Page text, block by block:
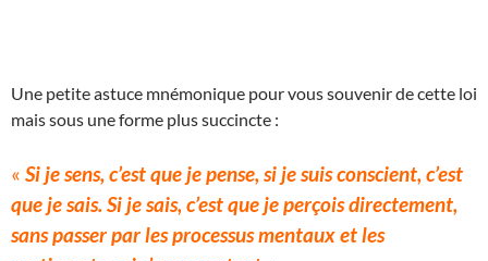
Une petite astuce mnémonique pour vous souvenir de cette loi
mais sous une forme plus succincte :
« Si je sens, c’est que je pense, si je suis conscient, c’est
que je sais. Si je sais, c’est que je perçois directement,
sans passer par les processus mentaux et les